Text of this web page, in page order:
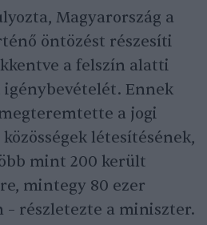
Magyarország a
öntözést részesíti
a felszín alatti
Ennek
a jogi
létesítésének,
mint 200 került
mintegy 80 ezer
részletezte a miniszter.